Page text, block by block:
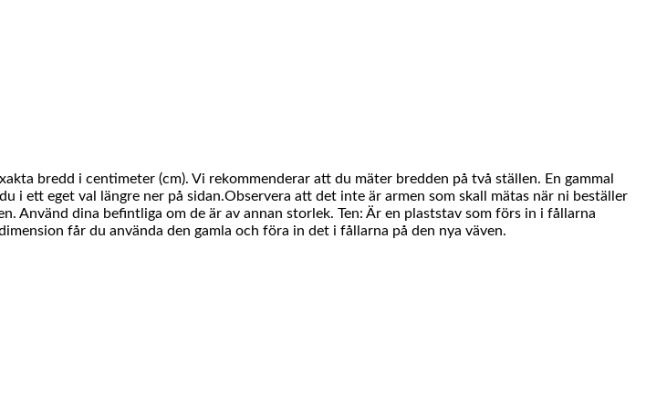
bredd i centimeter (cm). Vi rekommenderar att du mäter bredden på två ställen. En gammal
i ett eget val längre ner på sidan.Observera att det inte är armen som skall mätas när ni beställer
Använd dina befintliga om de är av annan storlek. Ten: Är en plaststav som förs in i fållarna
får du använda den gamla och föra in det i fållarna på den nya väven.